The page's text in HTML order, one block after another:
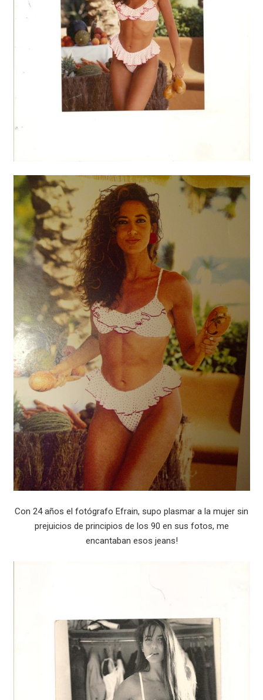
Con 24 años el fotógrafo Efrain, supo plasmar a la mujer sin
prejuicios de principios de los 90 en sus fotos, me
encantaban esos jeans!